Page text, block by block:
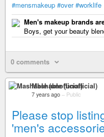
#mensmakeup #over #worklife
Men's makeup brands
Boys, get your beauty
0 comments
Mashable (unofficial)
7 years ago – Public
Please stop
'men's